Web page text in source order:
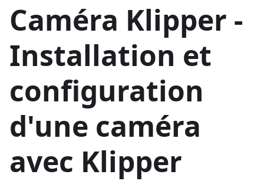
Caméra Klipper -
Installation et
configuration
d'une caméra
avec Klipper